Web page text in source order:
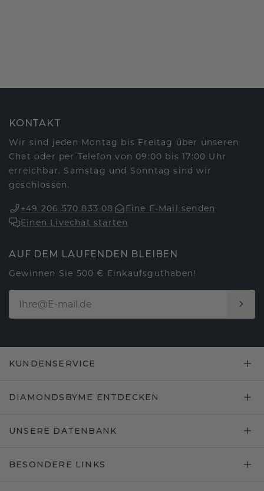
KONTAKT
Wir sind jeden Montag bis Freitag über unseren
Chat oder per Telefon von 09:00 bis 17:00 Uhr
erreichbar. Samstag und Sonntag sind wir
geschlossen.
+49 206 570 833 08
Eine E-Mail senden
Einen Livechat starten
AUF DEM LAUFENDEN BLEIBEN
Gewinnen Sie 500 € Einkaufsguthaben!
KUNDENSERVICE
DIAMONDSBYME ENTDECKEN
UNSERE DATENBANK
BESONDERE LINKS